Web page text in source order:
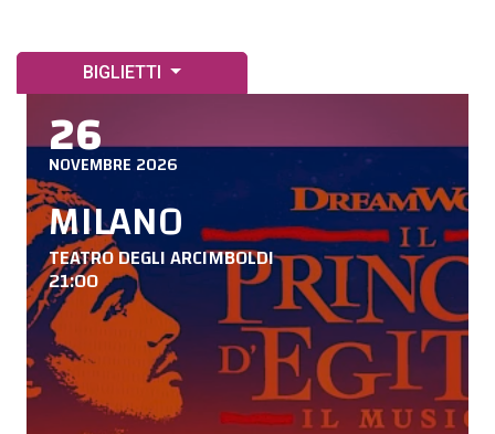
BIGLIETTI
26
NOVEMBRE 2026
MILANO
TEATRO DEGLI ARCIMBOLDI
21:00